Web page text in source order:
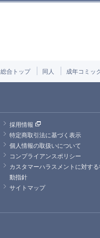
総合トップ 同人 成年コミッ
採用情報
特定商取引法に基づく表示
個人情報の取扱いについて
コンプライアンスポリシー
カスタマーハラスメントに対す
動指針
サイトマップ